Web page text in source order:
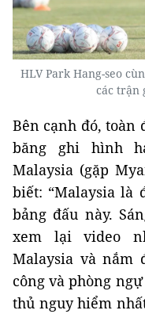
HLV Park Hang-seo
các trận
Bên cạnh đó, toàn
băng ghi hình
Malaysia (gặp
biết: “Malaysia là
bảng đấu này.
xem lại video
Malaysia và nắm
công và phòng
thủ nguy hiểm